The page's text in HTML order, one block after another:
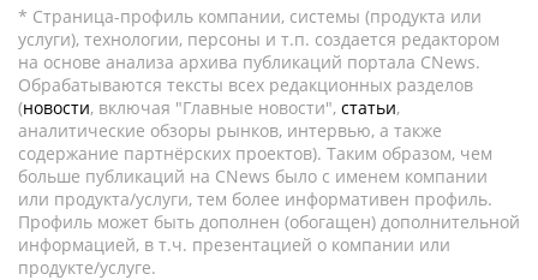
* Страница-профиль компании, системы (продукта или
услуги), технологии, персоны и т.п. создается редактором
на основе анализа архива публикаций портала CNews.
Обрабатываются тексты всех редакционных разделов
(новости, включая "Главные новости", статьи,
аналитические обзоры рынков, интервью, а также
содержание партнёрских проектов). Таким образом, чем
больше публикаций на CNews было с именем компании
или продукта/услуги, тем более информативен профиль.
Профиль может быть дополнен (обогащен) дополнительной
информацией, в т.ч. презентацией о компании или
продукте/услуге.